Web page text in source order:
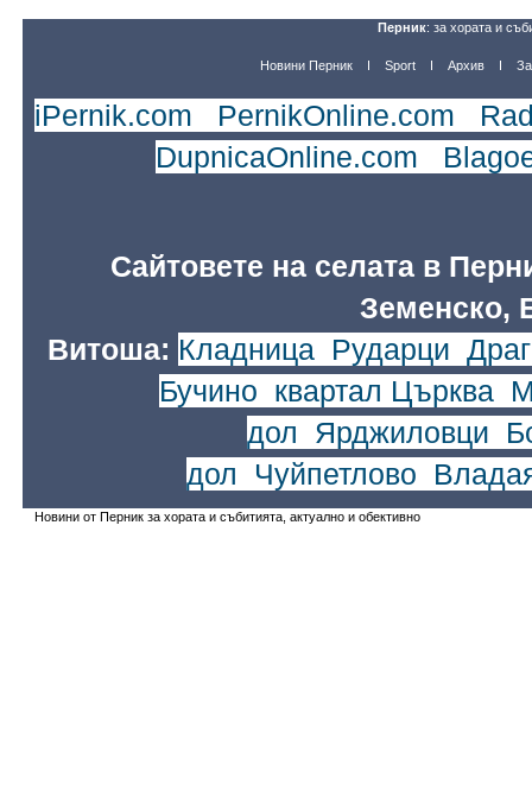
Перник: за хората и
Новини Перник Sport Архив
iPernik.com PernikOnline.com
DupnicaOnline.com
Сайтовете на селата в
Земенско,
Витоша: Кладница, Рударци
Бучино квартал Църква
дол
Ярджиловци
дол
Чуйпетлово
Новини от Перник за хората и събитията, актуално и обективно